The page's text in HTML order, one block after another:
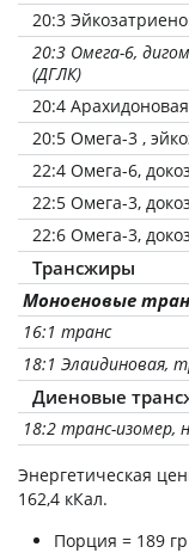
20:3
20:3 Омега-6,
(ДГЛК)
20:4
20:5 Омега-3 ,
22:4 Омега-6,
22:5 Омега-3,
22:6 Омега-3,
Трансжиры
Моноеновые
16:1 транс
18:1 Элаидиновая,
Диеновые
18:2 транс-изомер,
Энергетическая
162,4 кКал.
Порция = 189